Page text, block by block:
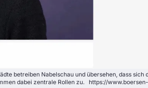
betreiben Nabelschau und übersehen, dass
dabei zentrale Rollen zu. https://